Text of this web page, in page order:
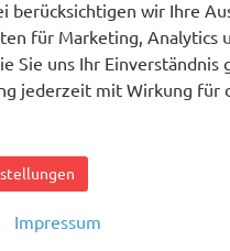
(966)
berücksichtigen wir Ihre
für Marketing, Analytics
Sie uns Ihr Einverständnis
jederzeit mit Wirkung für
Impressum